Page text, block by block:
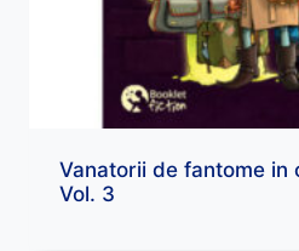
Vanatorii de fantome in
Vol. 3